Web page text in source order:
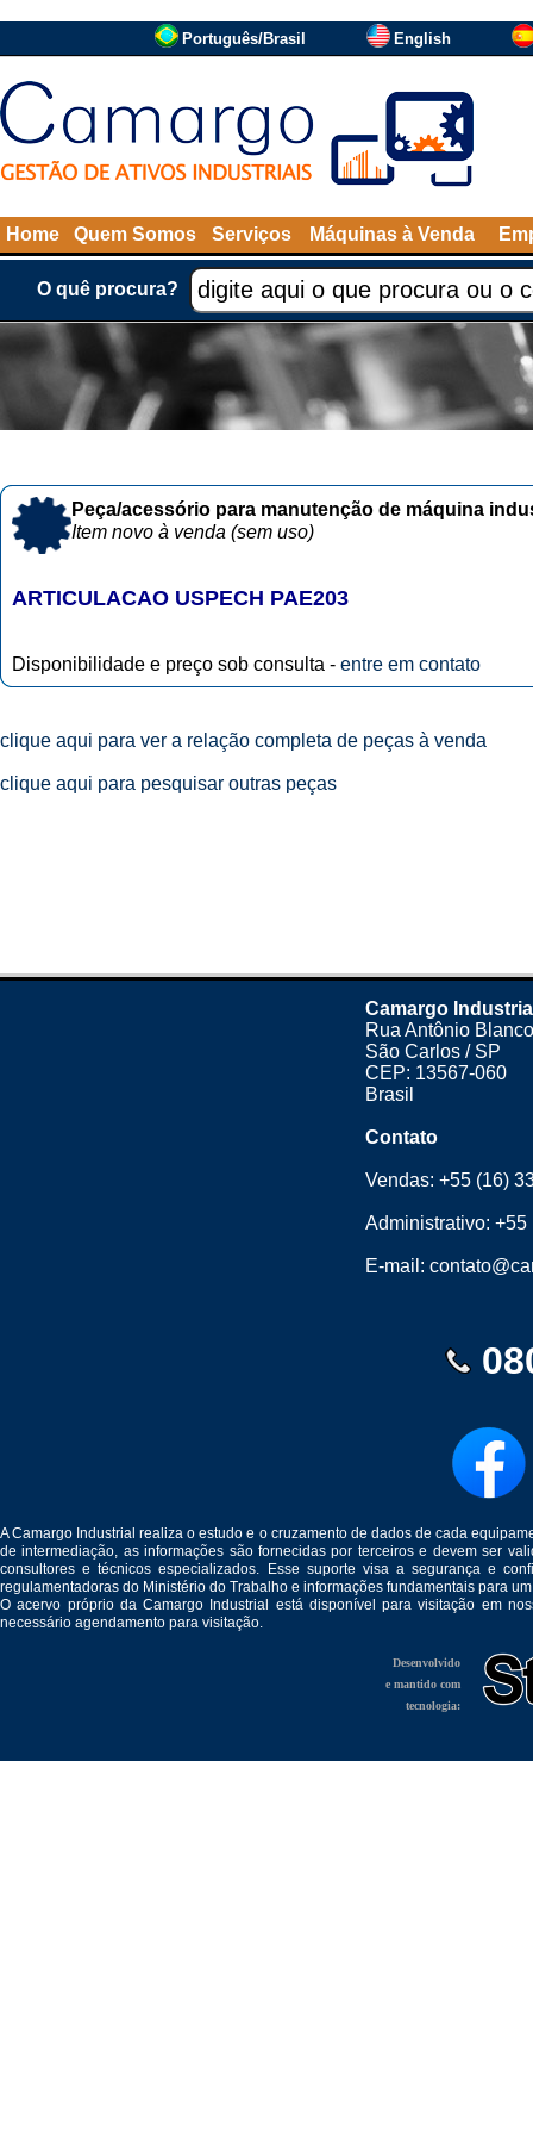
Português/Brasil English
Home Quem Somos Serviços Máquinas à Venda
O quê procura?
Peça/acessório para manutenção de máquina
Item novo à venda (sem uso)
ARTICULACAO USPECH PAE203
Disponibilidade e preço sob consulta - entre em contato
clique aqui para ver a relação completa de peças à venda
clique aqui para pesquisar outras peças
Camargo
Rua Antônio
São Carlos / SP
CEP: 13567-060
Brasil
Contato
Vendas:+55 (16)
Administrativo:+55
E-mail:
A Camargo Industrial realiza o estudo e o cruzamento de dados de cada
de intermediação, as informações são fornecidas por terceiros e devem ser
consultores e técnicos especializados. Esse suporte visa a segurança e
regulamentadoras do Ministério do Trabalho e informações fundamentais para
O acervo próprio da Camargo Industrial está disponível para visitação em
necessário agendamento para visitação.
Desenvolvido
e mantido com
tecnologia: